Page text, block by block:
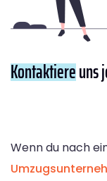
Kontaktiereuns
Wenn du nach